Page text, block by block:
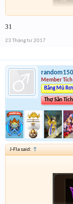
31
23 Tháng tư 2017
Member Tích
Băng Mũ
Thợ Săn
J-Fla said: ↑